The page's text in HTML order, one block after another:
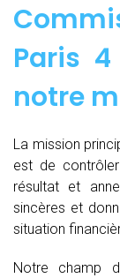
Paris
notre
La mission
est de
résultat et
sincères et
situation
Notre champ